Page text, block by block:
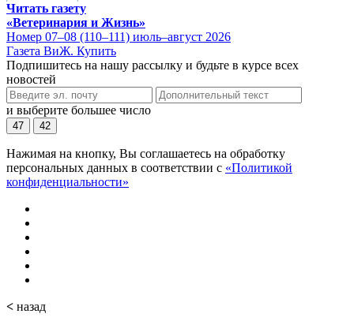
Читать газету
«Ветеринария и Жизнь»
Номер 07–08 (110–111) июль–август 2026
Газета ВиЖ. Купить
Подпишитесь на нашу рассылку и будьте в курсе всех
новостей
и выберите большее число
47 42
Нажимая на кнопку, Вы соглашаетесь на обработку
персональных данных в соответствии с «Политикой
конфиденциальности»
< назад